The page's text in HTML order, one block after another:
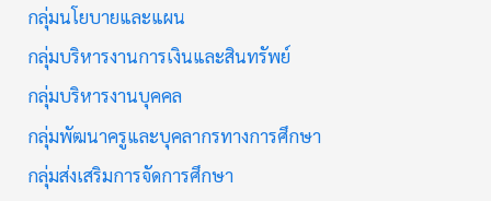
กลุ่มนโยบายและแผน
กลุ่มบริหารงานการเงินและสินทรัพย์
กลุ่มบริหารงานบุคคล
กลุ่มพัฒนาครูและบุคลากรทางการศึกษา
กลุ่มส่งเสริมการจัดการศึกษา